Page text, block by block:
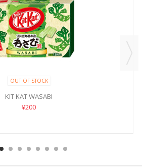
OUT OF STOCK
KIT KAT WASABI
¥200